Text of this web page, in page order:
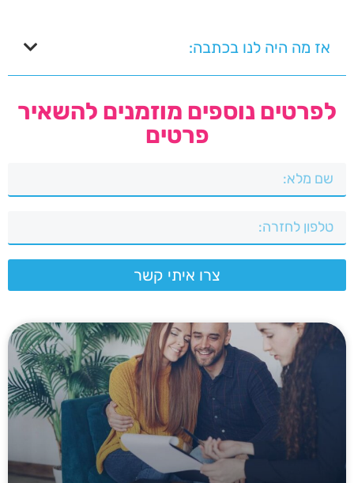
אז מה היה לנו בכתבה:
לפרטים נוספים מוזמנים להשאיר
פרטים
צרו איתי קשר